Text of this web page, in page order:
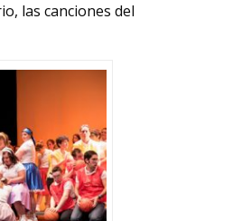
las canciones del